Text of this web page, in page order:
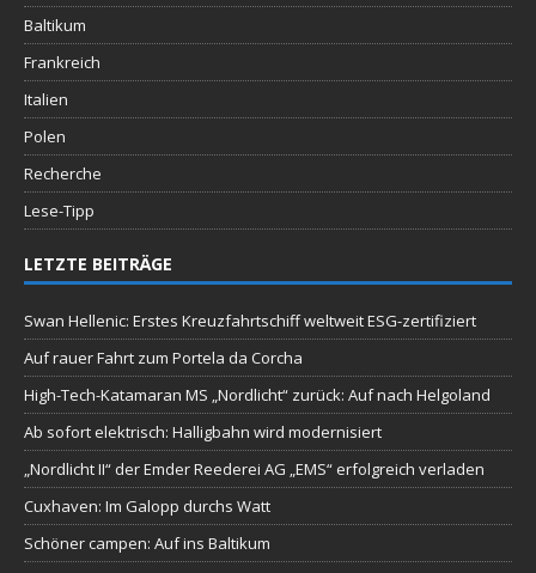
Baltikum
Frankreich
Italien
Polen
Recherche
Lese-Tipp
LETZTE BEITRÄGE
Swan Hellenic: Erstes Kreuzfahrtschiff weltweit ESG-zertifiziert
Auf rauer Fahrt zum Portela da Corcha
High-Tech-Katamaran MS „Nordlicht“ zurück: Auf nach Helgoland
Ab sofort elektrisch: Halligbahn wird modernisiert
„Nordlicht II“ der Emder Reederei AG „EMS“ erfolgreich verladen
Cuxhaven: Im Galopp durchs Watt
Schöner campen: Auf ins Baltikum